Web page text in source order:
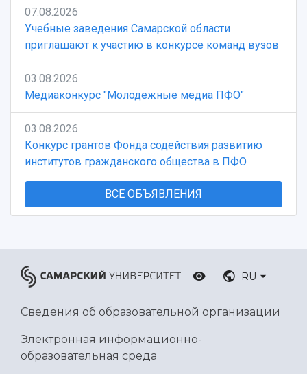
07.08.2026
Учебные заведения Самарской области
приглашают к участию в конкурсе команд вузов
03.08.2026
Медиаконкурс "Молодежные медиа ПФО"
03.08.2026
Конкурс грантов Фонда содействия развитию
институтов гражданского общества в ПФО
ВСЕ ОБЪЯВЛЕНИЯ
RU
Сведения об образовательной организации
Электронная информационно-
образовательная среда